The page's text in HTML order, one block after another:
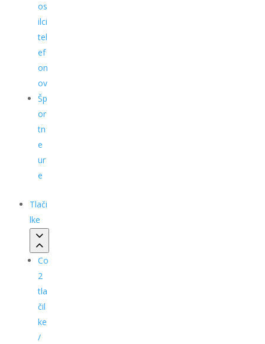
os
ilci
tel
ef
on
ov
Šp
or
tn
e
ur
e
Tlači
lke
Co
2
tla
čil
ke
/